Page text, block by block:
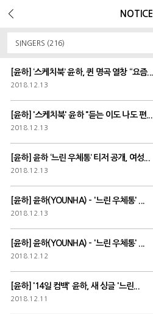
NOTICE
SINGERS (216)
[윤하] ‘스케치북’ 윤하, 퀸 명곡 열창 “요즘...
2018.12.13
[윤하] '스케치북' 윤하 "듣는 이도 나도 편...
2018.12.13
[윤하] 윤하 ‘느린 우체통’ 티저 공개, 여성...
2018.12.13
[윤하] 윤하(YOUNHA) - '느린 우체통' ...
2018.12.13
[윤하] 윤하(YOUNHA) - '느린 우체통' ...
2018.12.12
[윤하] '14일 컴백' 윤하, 새 싱글 '느린...
2018.12.11